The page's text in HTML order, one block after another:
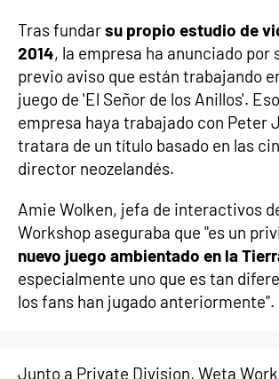
Tras fundarsu propio estudio de
2014, la empresa ha anunciado por
previo aviso que están trabajando
juego de 'El Señor de los Anillos'.
empresa haya trabajado con Peter
tratara de un título basado en las
director neozelandés.
Amie Wolken, jefa de interactivos
Workshop aseguraba que "es un
nuevo juego ambientado en la
especialmente uno que es tan
los fans han jugado anteriormente".
Junto a Private Division, Weta